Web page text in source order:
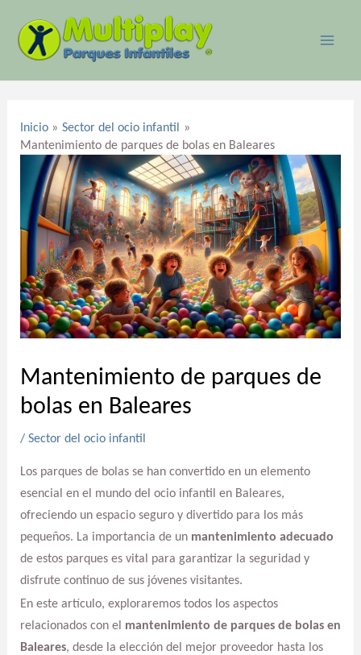
contenido
Inicio
Sector del ocio infantil
Mantenimiento de parques de bolas en Baleares
Mantenimiento de parques de
bolas en Baleares
/ Sector del ocio infantil
Los parques de bolas se han convertido en un elemento
esencial en el mundo del ocio infantil en Baleares,
ofreciendo un espacio seguro y divertido para los más
pequeños. La importancia de un mantenimiento adecuado
de estos parques es vital para garantizar la seguridad y
disfrute continuo de sus jóvenes visitantes.
En este artículo, exploraremos todos los aspectos
relacionados con el mantenimiento de parques de bolas en
Baleares, desde la elección del mejor proveedor hasta los
entradas